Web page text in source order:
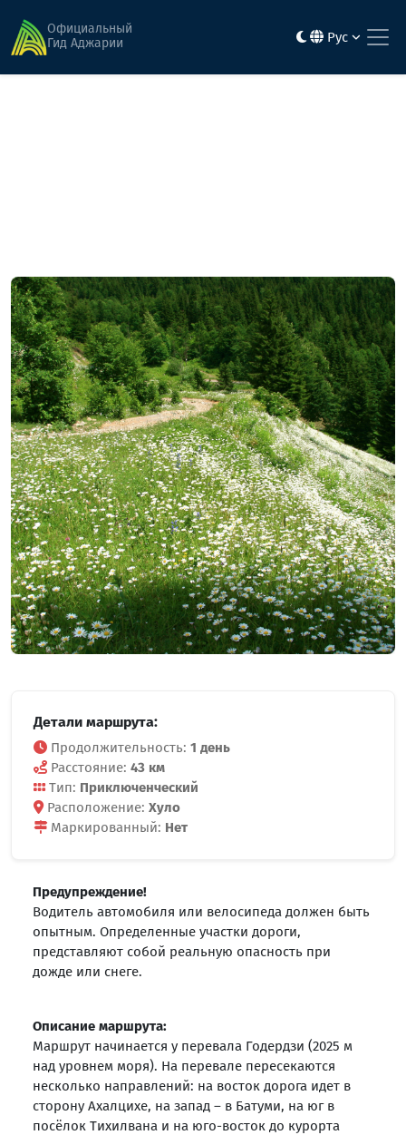
Официальный
Гид Аджарии
Рус
Перевал Годердзи - яйла Алма - яйла Нателати - место
Чудуроули – село Минтадзееби
Детали маршрута:
Продолжительность: 1 день
Расстояние: 43 км
Тип: Приключенческий
Расположение: Хуло
Маркированный: Нет
Предупреждение!
Водитель автомобиля или велосипеда должен быть
опытным. Определенные участки дороги,
представляют собой реальную опасность при
дожде или снеге.
Описание маршрута:
Маршрут начинается у перевала Годердзи (2025 м
над уровнем моря). На перевале пересекаются
несколько направлений: на восток дорога идет в
сторону Ахалцихе, на запад – в Батуми, на юг в
посёлок Тихилвана и на юго-восток до курорта